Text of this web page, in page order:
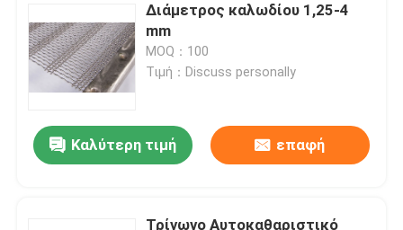
Προϊόντα
Επισκέψεις στο εργοστάσιο
Έλεγχος ποιότητας
Διάμετρος καλωδίου 1,25-4
mm
MOQ：100
Τιμή：Discuss personally
Καλύτερη τιμή επαφή
Τρίγωνο Αυτοκαθαριστικό